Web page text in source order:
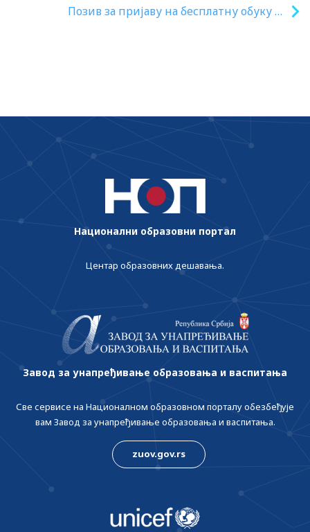
Позив за пријаву на бесплатну обуку за
Национални образовни портал
Центар образовних дешавања.
Завод за унапређивање образовања и васпитања
Све сервисе на Националном образовном порталу обезбеђује
вам Завод за унапређивање образовања и васпитања.
zuov.gov.rs